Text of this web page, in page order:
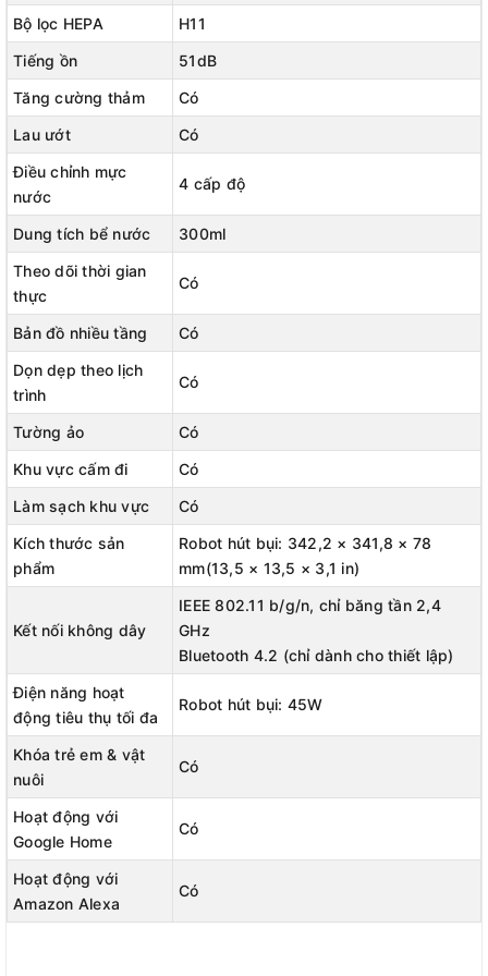
💥Thiết Kế Siêu Mỏng 7.8cm: Di chuyển tự do dưới đồ nội thất
để tiếp cận bụi bẩn ẩn giấu không thể thoát khỏi tầm quét của
nó.
lịch dọn dẹp và tùy chỉnh chế độ dọn dẹp cho từng phòng.
💥Dọn Dẹp Im Lặng: Làm sạch nhà của bạn mà không làm phiền
bạn hoặc vật nuôi của bạn với âm lượng hoạt động 51dB.
💥Tự Động Sạc: Tự động quay trở lại đế sạc khi pin yếu và sau
đó khởi động lại ngay tại nơi pin đã dừng.
💥Hỗ Trợ Cập Nhật OTA: Nâng cấp lên firmware mới nhất thông
qua Tapo App để có trải nghiệm tốt hơn. Thêm nhiều tính năng
Bộ lọc HEPA
H11
Tiếng ồn
51dB
Tăng cường thảm
Có
Lau ướt
Có
Điều chỉnh mực
nước
4 cấp độ
Dung tích bể nước
300ml
Theo dõi thời gian
thực
Có
Bản đồ nhiều tầng
Có
Dọn dẹp theo lịch
trình
Có
Tường ảo
Có
Khu vực cấm đi
Có
Làm sạch khu vực
Có
Kích thước sản
phẩm
Robot hút bụi: 342,2 × 341,8 × 78
mm(13,5 × 13,5 × 3,1 in)
Kết nối không dây
IEEE 802.11 b/g/n, chỉ băng tần 2,4
GHz
Bluetooth 4.2 (chỉ dành cho thiết lập)
Điện năng hoạt
động tiêu thụ tối đa
Robot hút bụi: 45W
Khóa trẻ em & vật
nuôi
Có
Hoạt động với
Google Home
Có
Hoạt động với
Amazon Alexa
Có